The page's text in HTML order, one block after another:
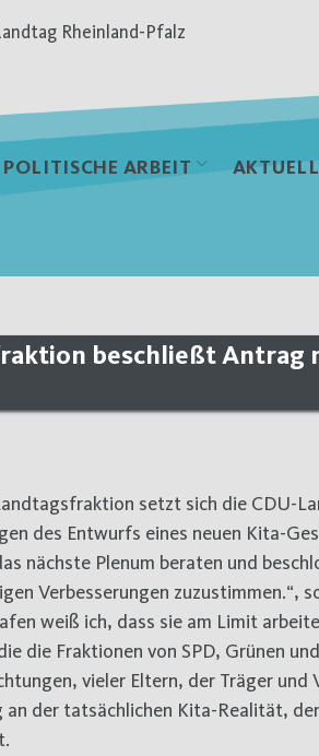
Rheinland-Pfalz
POLITISCHE ARBEIT
beschließt Antrag
des Entwurfs eines neuen Kita-
nächste Plenum beraten und
Verbesserungen zuzustimmen.“,
weiß ich, dass sie am Limit
die Fraktionen von SPD, Grünen
vieler Eltern, der Träger und
der tatsächlichen Kita-Realität,